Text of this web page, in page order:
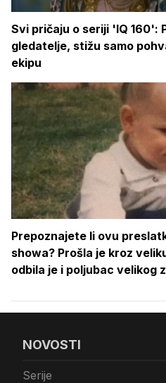
Svi pričaju o seriji 'IQ 160':
gledatelje, stižu samo
ekipu
Prepoznajete li ovu
showa? Prošla je kroz
odbila je i poljubac velikog
NOVOSTI
Serije